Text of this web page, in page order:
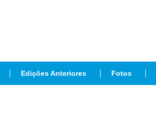
Edições Anteriores Fotos